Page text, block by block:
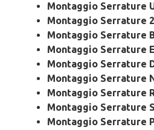
Montaggio Serrature
Montaggio Serrature
Montaggio Serrature
Montaggio Serrature
Montaggio Serrature
Montaggio Serrature
Montaggio Serrature
Montaggio Serrature
Montaggio Serrature